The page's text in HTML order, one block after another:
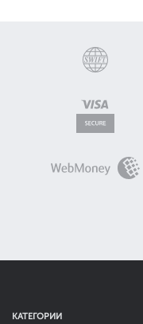
КАТЕГОРИИ